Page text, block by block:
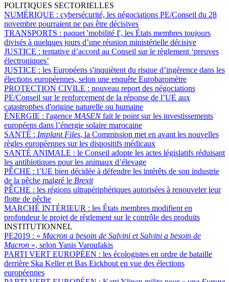
POLITIQUES SECTORIELLES
NUMÉRIQUE : cybersécurité, les négociations PE/Conseil du 28
novembre pourraient ne pas être décisives
TRANSPORTS : paquet 'mobilité I', les États membres toujours
divisés à quelques jours d’une réunion ministérielle décisive
JUSTICE : tentative d’accord au Conseil sur le règlement ‘preuves
électroniques’
JUSTICE : les Européens s'inquiètent du risque d’ingérence dans les
élections européennes, selon une enquête Eurobaromètre
PROTECTION CIVILE : nouveau report des négociations
PE/Conseil sur le renforcement de la réponse de l’UE aux
catastrophes d'origine naturelle ou humaine
ÉNERGIE : l'agence MASENfait le point sur les investissements
européens dans l’énergie solaire marocaine
SANTÉ : Implant Files, la Commission met en avant les nouvelles
règles européennes sur les dispositifs médicaux
SANTÉ ANIMALE : le Conseil adopte les actes législatifs réduisant
les antibiotiques pour les animaux d’élevage
PÊCHE : l’UE bien décidée à défendre les intérêts de son industrie
de la pêche malgré le Brexit
PÊCHE : les régions ultrapériphériques autorisées à renouveler leur
flotte de pêche
MARCHÉ INTÉRIEUR : les États membres modifient en
profondeur le projet de règlement sur le contrôle des produits
INSTITUTIONNEL
PE2019 : « Macron a besoin de Salvini et Salvini a besoin de
Macron », selon Yanis Varoufakis
PARTI VERT EUROPÉEN : les écologistes en ordre de bataille
derrière Ska Keller et Bas Eickhout en vue des élections
européennes